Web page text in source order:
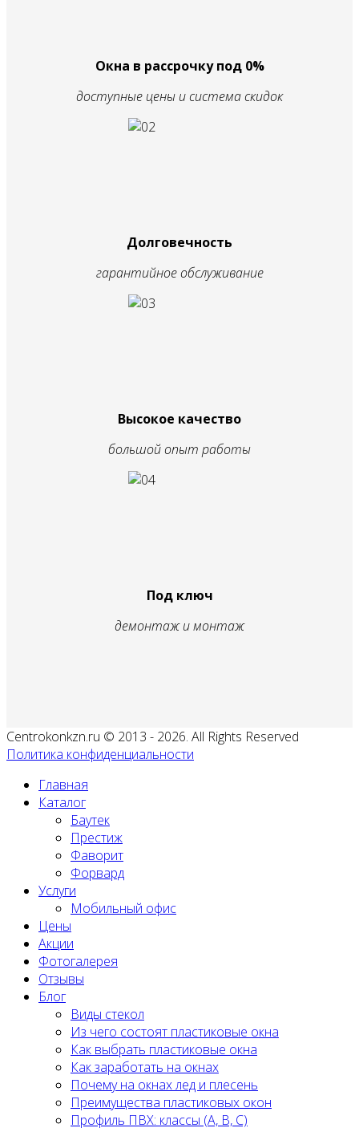
Окна в рассрочку под 0%
доступные цены и система скидок
Долговечность
гарантийное обслуживание
Высокое качество
большой опыт работы
Под ключ
демонтаж и монтаж
Centrokonkzn.ru © 2013 - 2026. All Rights Reserved
Политика конфиденциальности
Главная
Каталог
Баутек
Престиж
Фаворит
Форвард
Услуги
Мобильный офис
Цены
Акции
Фотогалерея
Отзывы
Блог
Виды стекол
Из чего состоят пластиковые окна
Как выбрать пластиковые окна
Как заработать на окнах
Почему на окнах лед и плесень
Преимущества пластиковых окон
Профиль ПВХ: классы (A, B, C)